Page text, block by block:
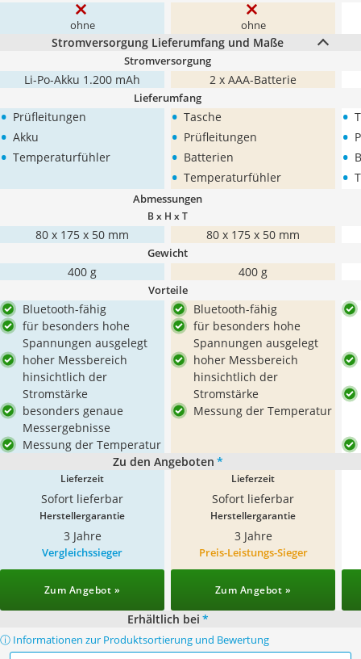
ohne ohne
Stromversorgung Lieferumfang und Maße
Stromversorgung
Li-Po-Akku 1.200 mAh 2 x AAA-Batterie
Lieferumfang
• Prüfleitungen
• Akku
• Temperaturfühler
• Tasche
• Prüfleitungen
• Batterien
• Temperaturfühler
•
•
•
•
Abmessungen
B x H x T
80 x 175 x 50 mm 80 x 175 x 50 mm
Gewicht
400 g 400 g
Vorteile
Bluetooth-fähig
für besonders hohe
Spannungen ausgelegt
hoher Messbereich
hinsichtlich der
Stromstärke
besonders genaue
Messergebnisse
Messung der Temperatur
Bluetooth-fähig
für besonders hohe
Spannungen ausgelegt
hoher Messbereich
hinsichtlich der
Stromstärke
Messung der Temperatur
Zu den Angeboten *
Lieferzeit
Sofort lieferbar
Lieferzeit
Sofort lieferbar
Herstellergarantie
3 Jahre
Herstellergarantie
3 Jahre
Vergleichssieger
Zum Angebot »
Preis-Leistungs-Sieger
Zum Angebot »
Erhältlich bei *
ⓘ Informationen zur Produktsortierung und Bewertung